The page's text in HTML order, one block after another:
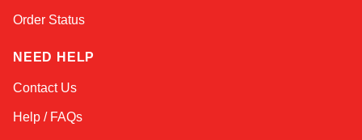
Order Status
NEED HELP
Contact Us
Help / FAQs